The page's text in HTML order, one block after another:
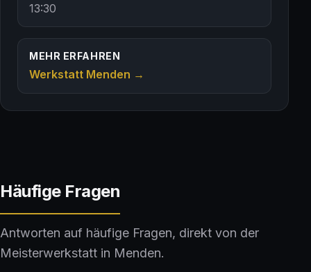
13:30
MEHR ERFAHREN
Werkstatt Menden →
Häufige Fragen
Antworten auf häufige Fragen, direkt von der
Meisterwerkstatt in Menden.